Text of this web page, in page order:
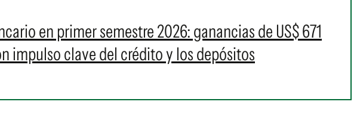
en primer semestre 2026: ganancias de US$ 671
impulso clave del crédito y los depósitos